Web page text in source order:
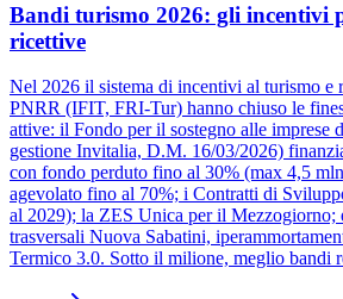
Bandi turismo 2026: gli incentivi
ricettive
Nel 2026 il sistema di incentivi al turismo e
PNRR (IFIT, FRI-Tur) hanno chiuso le
attive: il Fondo per il sostegno alle imprese
gestione Invitalia, D.M. 16/03/2026)
con fondo perduto fino al 30% (max 4,5
agevolato fino al 70%; i Contratti di
al 2029); la ZES Unica per il Mezzogiorno;
trasversali Nuova Sabatini,
Termico 3.0. Sotto il milione, meglio bandi